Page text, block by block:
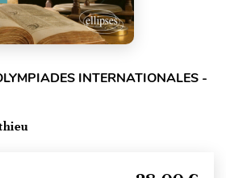
INTERNATIONALES -